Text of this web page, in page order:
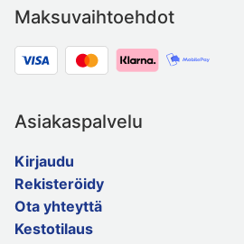
Maksuvaihtoehdot
Asiakaspalvelu
Kirjaudu
Rekisteröidy
Ota yhteyttä
Kestotilaus